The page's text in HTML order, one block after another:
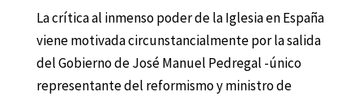
La crítica al inmenso poder de la Iglesia en España
viene motivada circunstancialmente por la salida
del Gobierno de José Manuel Pedregal -único
representante del reformismo y ministro de